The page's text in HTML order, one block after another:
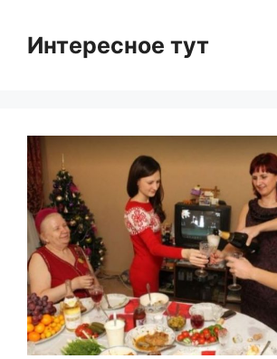
contentИнтересное тут